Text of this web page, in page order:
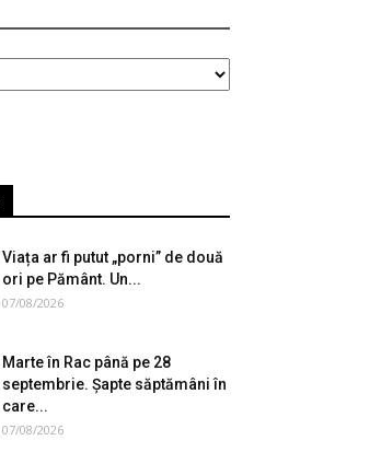
Viața ar fi putut „porni” de două
ori pe Pământ. Un...
07/08/2026
Marte în Rac până pe 28
septembrie. Șapte săptămâni în
care...
07/08/2026